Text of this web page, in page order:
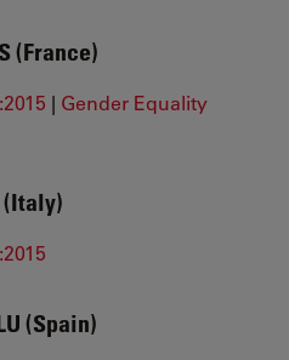
(France)
| Gender Equality
(Spain)